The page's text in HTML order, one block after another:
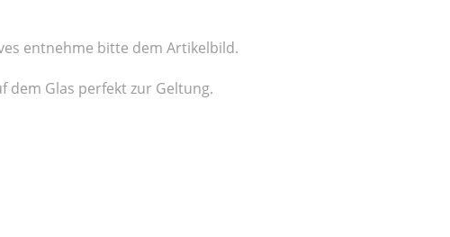
entnehme bitte dem Artikelbild.
dem Glas perfekt zur Geltung.